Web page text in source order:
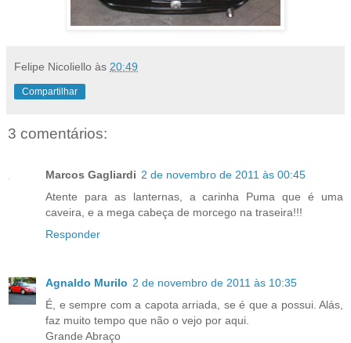
Felipe Nicoliello às 20:49
Compartilhar
3 comentários:
Marcos Gagliardi 2 de novembro de 2011 às 00:45
Atente para as lanternas, a carinha Puma que é uma
caveira, e a mega cabeça de morcego na traseira!!!
Responder
Agnaldo Murilo 2 de novembro de 2011 às 10:35
É, e sempre com a capota arriada, se é que a possui. Alás,
faz muito tempo que não o vejo por aqui.
Grande Abraço